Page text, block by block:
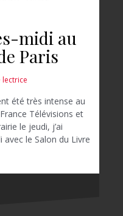
midi au
Paris
lectrice
été très intense au
Télévisions et
le jeudi, j’ai
avec le Salon du Livre